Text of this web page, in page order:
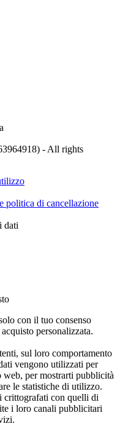
- All rights
politica di cancellazione
dati
con il tuo consenso
personalizzata.
sul loro comportamento
vengono utilizzati per
per mostrarti pubblicità
le statistiche di utilizzo.
crittografati con quelli di
i loro canali pubblicitari